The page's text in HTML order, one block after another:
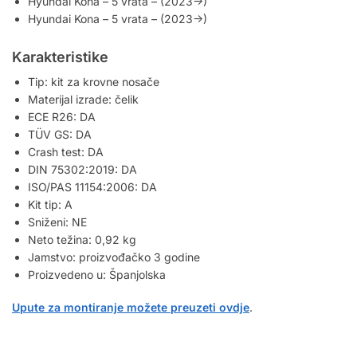
Hyundai Kona – 5 vrata – (2023->)
Karakteristike
Tip: kit za krovne nosače
Materijal izrade: čelik
ECE R26: DA
TÜV GS: DA
Crash test: DA
DIN 75302:2019: DA
ISO/PAS 11154:2006: DA
Kit tip: A
Sniženi: NE
Neto težina: 0,92 kg
Jamstvo: proizvođačko 3 godine
Proizvedeno u: Španjolska
Upute za montiranje možete preuzeti ovdje.